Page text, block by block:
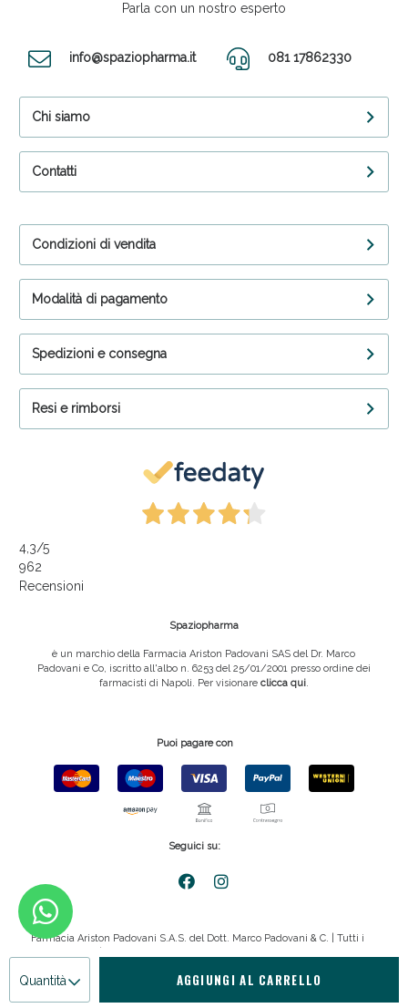
Quantità AGGIUNGI AL CARRELLO
Parla con un nostro esperto
info@spaziopharma.it 081 17862330
Chi siamo
Contatti
Condizioni di vendita
Modalità di pagamento
Spedizioni e consegna
Resi e rimborsi
4,3/5
962
Recensioni
Spaziopharma
è un marchio della Farmacia Ariston Padovani SAS del Dr. Marco
Padovani e Co, iscritto all'albo n. 6253 del 25/01/2001 presso ordine dei
farmacisti di Napoli. Per visionare clicca qui.
Puoi pagare con
Seguici su:
Farmacia Ariston Padovani S.A.S. del Dott. Marco Padovani & C. | Tutti i
Privacy policy emmemedia